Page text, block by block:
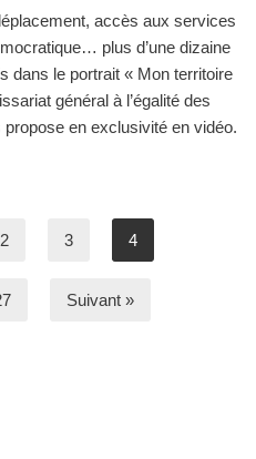
accès aux services
plus d’une dizaine
dans le portrait « Mon territoire
général à l’égalité des
en exclusivité en vidéo.
2 3 4
Suivant »